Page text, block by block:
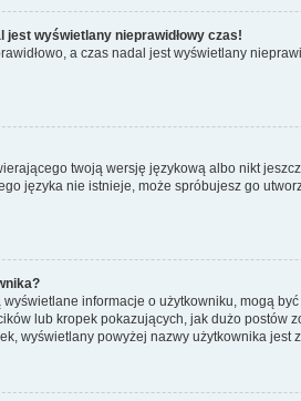
jest wyświetlany nieprawidłowy czas!
a czas nadal jest wyświetlany
twoją wersję językową albo nikt
języka nie istnieje, może spróbujesz go
informacje o użytkowniku, mogą
lub kropek pokazujących, jak dużo
wyświetlany powyżej nazwy użytkownika